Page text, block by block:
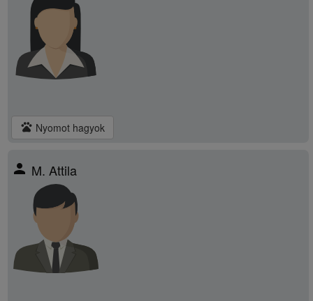
pets Nyomot hagyok
person M. Attila